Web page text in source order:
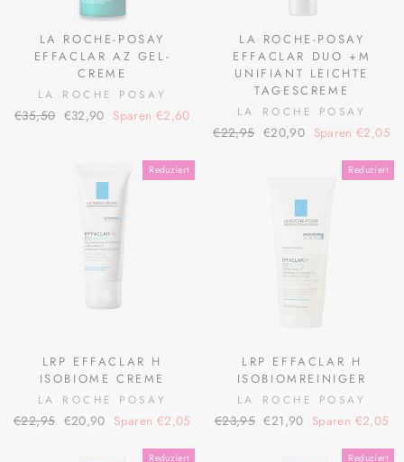
LA ROCHE-POSAY
EFFACLAR AZ GEL-
CREME
LA ROCHE POSAY
Normaler
€35,50 Sonderpreis
€32,90 Sparen €2,60
LA ROCHE-POSAY
EFFACLAR DUO +M
UNIFIANT LEICHTE
TAGESCREME
LA ROCHE POSAY
Normaler
€22,95 Sonderpreis
€20,90 Sparen €2,05
Reduziert
LRP EFFACLAR H
ISOBIOME CREME
LA ROCHE POSAY
Normaler
€22,95 Sonderpreis
€20,90 Sparen €2,05
Reduziert
LRP EFFACLAR H
ISOBIOMREINIGER
LA ROCHE POSAY
Normaler
€23,95 Sonderpreis
€21,90 Sparen €2,05
Reduziert Reduziert